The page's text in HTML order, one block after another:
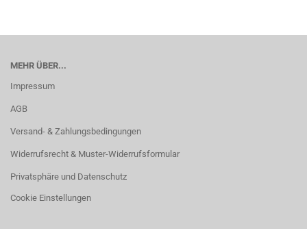
MEHR ÜBER...
Impressum
AGB
Versand- & Zahlungsbedingungen
Widerrufsrecht & Muster-Widerrufsformular
Privatsphäre und Datenschutz
Cookie Einstellungen